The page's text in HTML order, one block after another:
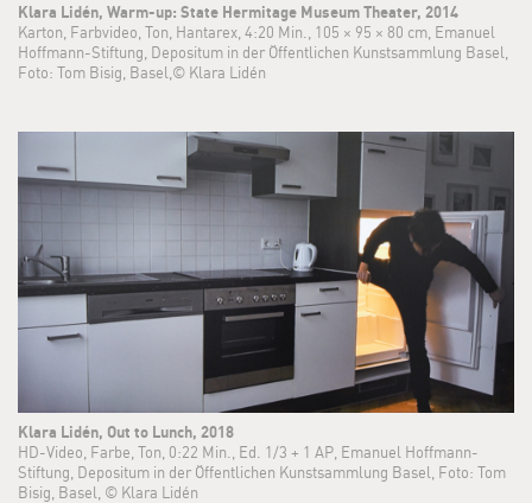
Klara Lidén, Warm-up: State Hermitage Museum Theater, 2014
Karton, Farbvideo, Ton, Hantarex, 4:20 Min., 105 × 95 × 80 cm, Emanuel
Hoffmann-Stiftung, Depositum in der Öffentlichen Kunstsammlung Basel,
Foto: Tom Bisig, Basel,© Klara Lidén
Klara Lidén, Out to Lunch, 2018
HD-Video, Farbe, Ton, 0:22 Min., Ed. 1/3 + 1 AP, Emanuel Hoffmann-
Stiftung, Depositum in der Öffentlichen Kunstsammlung Basel, Foto: Tom
Bisig, Basel, © Klara Lidén